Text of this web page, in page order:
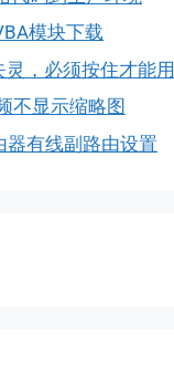
模块下载
灵，必须按住才能用
不显示缩略图
器有线副路由设置